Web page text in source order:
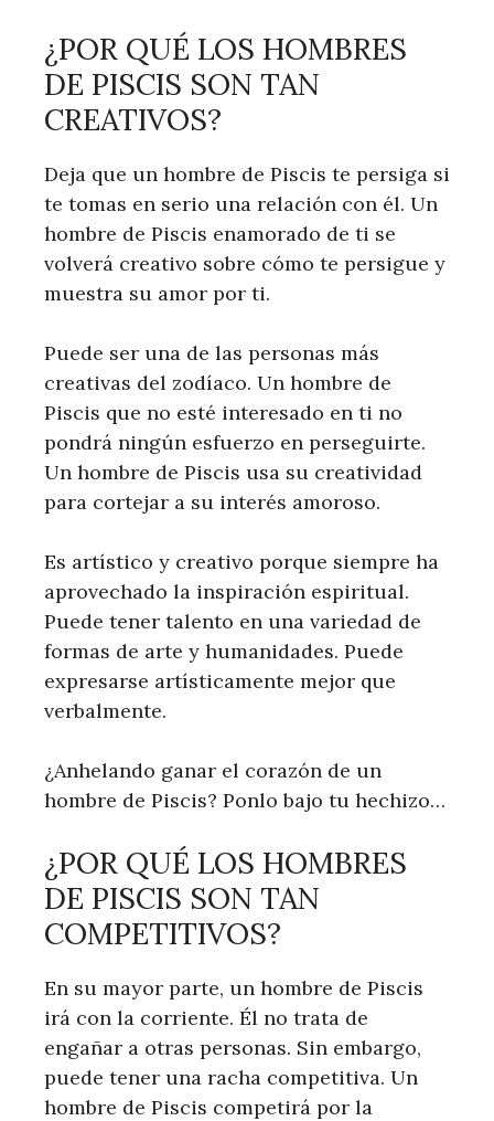
¿POR QUÉ LOS HOMBRES
DE PISCIS SON TAN
CREATIVOS?
Deja que un hombre de Piscis te persiga si
te tomas en serio una relación con él. Un
hombre de Piscis enamorado de ti se
volverá creativo sobre cómo te persigue y
muestra su amor por ti.
Puede ser una de las personas más
creativas del zodíaco. Un hombre de
Piscis que no esté interesado en ti no
pondrá ningún esfuerzo en perseguirte.
Un hombre de Piscis usa su creatividad
para cortejar a su interés amoroso.
Es artístico y creativo porque siempre ha
aprovechado la inspiración espiritual.
Puede tener talento en una variedad de
formas de arte y humanidades. Puede
expresarse artísticamente mejor que
verbalmente.
¿Anhelando ganar el corazón de un
hombre de Piscis? Ponlo bajo tu hechizo…
¿POR QUÉ LOS HOMBRES
DE PISCIS SON TAN
COMPETITIVOS?
En su mayor parte, un hombre de Piscis
irá con la corriente. Él no trata de
engañar a otras personas. Sin embargo,
puede tener una racha competitiva. Un
hombre de Piscis competirá por la